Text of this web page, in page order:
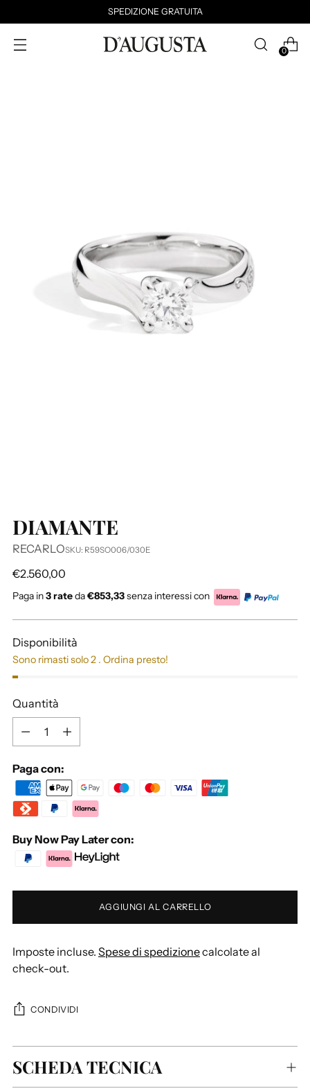
SPEDIZIONE GRATUITA
0
DIAMANTE
RECARLOSKU: R59SO006/030E
Prezzo
di
€2.560,00
Paga in3 rateda€853,33senza interessi con
Disponibilità
Sono rimasti solo 2 . Ordina presto!
Quantità
Quantità
Paga con:
Buy Now Pay Later con:
AGGIUNGI AL CARRELLO
Imposte incluse. Spese di spedizionecalcolate al
check-out.
CONDIVIDI
SCHEDA TECNICA